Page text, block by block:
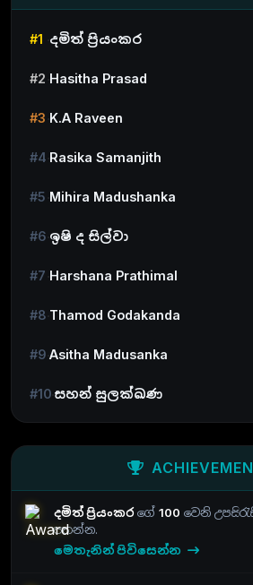
#1 දමිත් ප්‍රියංකර
#2 Hasitha Prasad
#3 K.A Raveen
#4 Rasika Samanjith
#5 Mihira Madushanka
#6 ඉෂි ද සිල්වා
#7 Harshana Prathimal
#8 Thamod Godakanda
#9 Asitha Madusanka
#10 සහන් සුලක්ඛණ
දමිත් ප්‍රියංකරගේ 100 වෙනි
පතන්න.
මෙතැනින් පිවිසෙන්න